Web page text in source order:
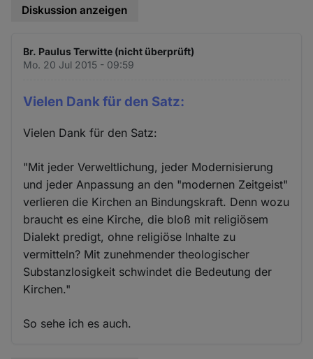
Diskussion anzeigen
Br. Paulus Terwitte (nicht überprüft)
Mo. 20 Jul 2015 - 09:59
Vielen Dank für den Satz:
Vielen Dank für den Satz:
"Mit jeder Verweltlichung, jeder Modernisierung
und jeder Anpassung an den "modernen Zeitgeist"
verlieren die Kirchen an Bindungskraft. Denn wozu
braucht es eine Kirche, die bloß mit religiösem
Dialekt predigt, ohne religiöse Inhalte zu
vermitteln? Mit zunehmender theologischer
Substanzlosigkeit schwindet die Bedeutung der
Kirchen."
So sehe ich es auch.